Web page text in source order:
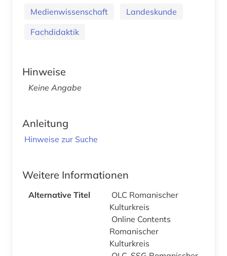
Medienwissenschaft
Landeskunde
Fachdidaktik
Hinweise
Keine Angabe
Anleitung
Hinweise zur Suche
Weitere Informationen
Alternative Titel
OLC Romanischer
Kulturkreis
Online Contents
Romanischer
Kulturkreis